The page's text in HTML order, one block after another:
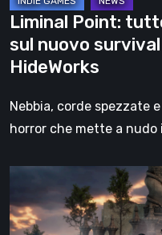
horror
indipendente
di
HideWorks
Liminal Point:
sul nuovo
HideWorks
Nebbia, corde spezzate
horror che mette a nudo
Response
–